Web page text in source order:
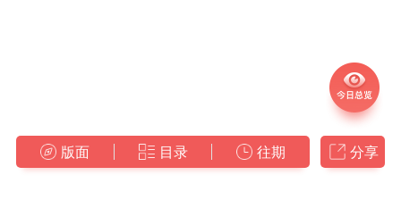
版面 目录 往期 分享